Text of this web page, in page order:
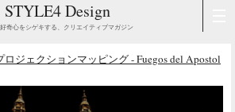
STYLE4 Design
奇心をシゲキする、クリエイティブマガジン
ジェクションマッピング - Fuegos del Apostol